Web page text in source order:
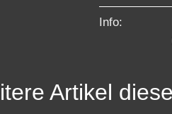
Info:
Artikel